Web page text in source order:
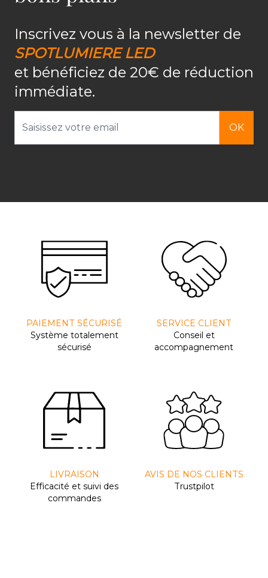
Inscrivez vous à la newsletter de
SPOTLUMIERE LED
et bénéficiez de 20€ de réduction
immédiate.
OK
PAIEMENT SÉCURISÉ
Système totalement
sécurisé
SERVICE CLIENT
Conseil et
accompagnement
LIVRAISON
Efﬁcacité et suivi des
commandes
AVIS DE NOS CLIENTS
Trustpilot